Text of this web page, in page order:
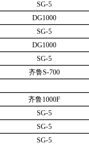
SG-5
DG1000
SG-5
DG1000
SG-5
齐鲁S-700
齐鲁1000F
SG-5
SG-5
SG-5